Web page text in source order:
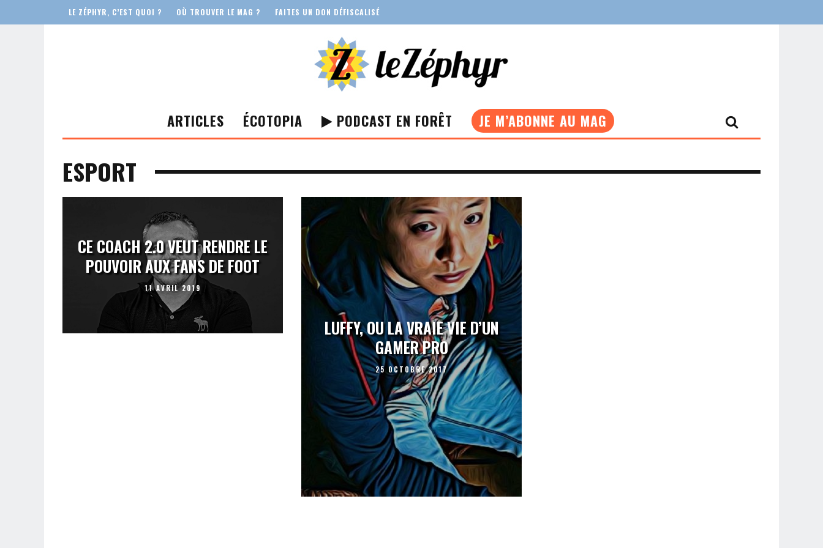
LE ZÉPHYR, C’EST QUOI ? OÙ TROUVER LE MAG ? FAITES UN DON DÉFISCALISÉ
ARTICLES ÉCOTOPIA PODCAST EN FORÊT JE M’ABONNE AU MAG
ESPORT
CE COACH 2.0 VEUT RENDRE LE
POUVOIR AUX FANS DE FOOT
11 AVRIL 2019
LUFFY, OU LA VRAIE VIE D’UN
GAMER PRO
25 OCTOBRE 2017